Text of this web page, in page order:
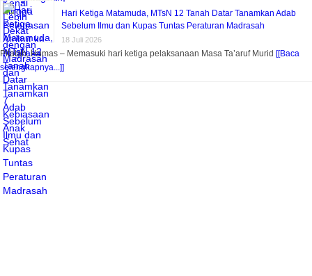
Hari Ketiga Matamuda, MTsN 12 Tanah Datar Tanamkan Adab
Sebelum Ilmu dan Kupas Tuntas Peraturan Madrasah
18 Juli 2026
Pitalah, Humas – Memasuki hari ketiga pelaksanaan Masa Ta’aruf Murid [[Baca
selengkapnya...]]